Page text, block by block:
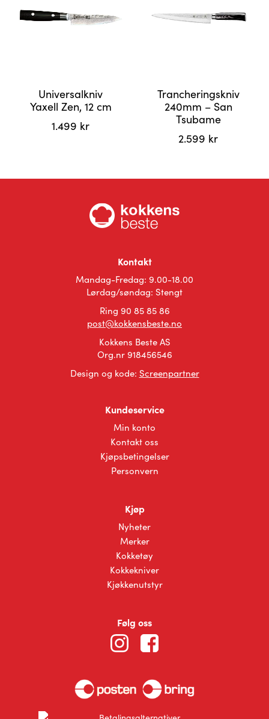
Universalkniv
Yaxell Zen, 12 cm
1.499 kr
Trancheringskniv
240mm – San
Tsubame
2.599 kr
Kontakt
Mandag-Fredag: 9.00-18.00
Lørdag/søndag: Stengt
Ring 90 85 85 86
post@kokkensbeste.no
Kokkens Beste AS
Org.nr 918456546
Design og kode: Screenpartner
Kundeservice
Min konto
Kontakt oss
Kjøpsbetingelser
Personvern
Kjøp
Nyheter
Merker
Kokketøy
Kokkekniver
Kjøkkenutstyr
Følg oss